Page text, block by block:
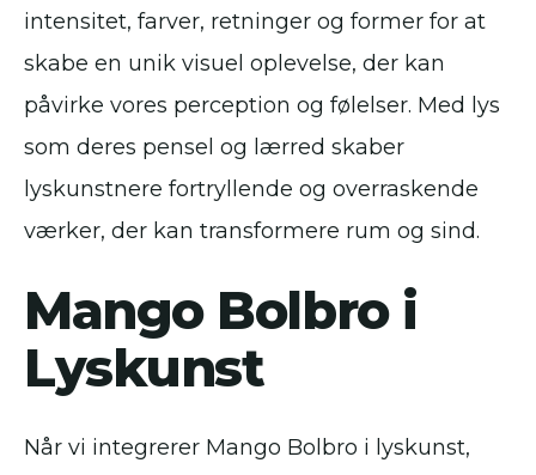
intensitet, farver, retninger og former for at
skabe en unik visuel oplevelse, der kan
påvirke vores perception og følelser. Med lys
som deres pensel og lærred skaber
lyskunstnere fortryllende og overraskende
værker, der kan transformere rum og sind.
Mango Bolbro i
Lyskunst
Når vi integrerer Mango Bolbro i lyskunst,